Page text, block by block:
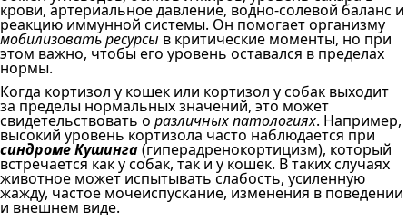
крови, артериальное давление, водно-солевой баланс и
реакцию иммунной системы. Он помогает организму
мобилизовать ресурсы в критические моменты, но при
этом важно, чтобы его уровень оставался в пределах
нормы.
Когда кортизол у кошек или кортизол у собак выходит
за пределы нормальных значений, это может
свидетельствовать о различных патологиях. Например,
высокий уровень кортизола часто наблюдается при
синдроме Кушинга(гиперадренокортицизм), который
встречается как у собак, так и у кошек. В таких случаях
животное может испытывать слабость, усиленную
жажду, частое мочеиспускание, изменения в поведении
и внешнем виде.